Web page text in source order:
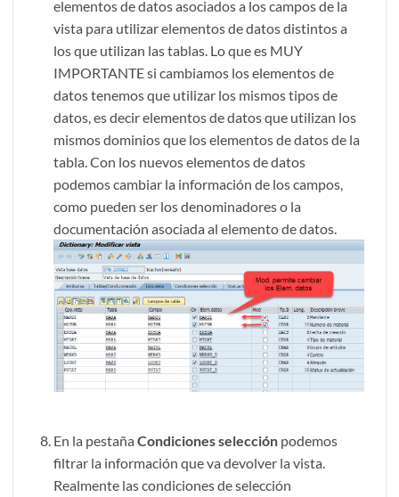
elementos de datos asociados a los campos de la
vista para utilizar elementos de datos distintos a
los que utilizan las tablas. Lo que es MUY
IMPORTANTE si cambiamos los elementos de
datos tenemos que utilizar los mismos tipos de
datos, es decir elementos de datos que utilizan los
mismos dominios que los elementos de datos de la
tabla. Con los nuevos elementos de datos
podemos cambiar la información de los campos,
como pueden ser los denominadores o la
documentación asociada al elemento de datos.
En la pestaña Condiciones selección podemos
filtrar la información que va devolver la vista.
Realmente las condiciones de selección